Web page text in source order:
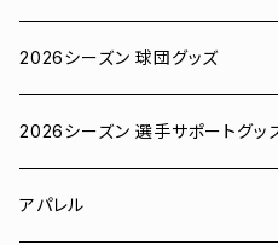
2026シーズン 球団グッズ
ユニフォーム
Tシャツ
2026シーズン 選手サポートグッ
# 00 蓮
アパレル